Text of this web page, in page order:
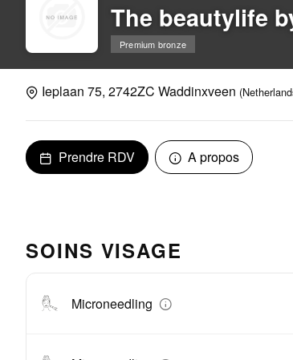
The beautylife
Premium bronze
Ieplaan 75, 2742ZC Waddinxveen
Prendre RDV A propos
SOINS VISAGE
Microneedling